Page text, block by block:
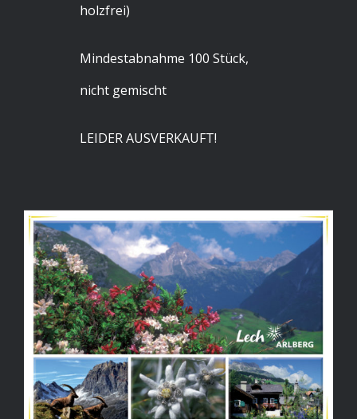
holzfrei)
Mindestabnahme 100 Stück,
nicht gemischt
LEIDER AUSVERKAUFT!